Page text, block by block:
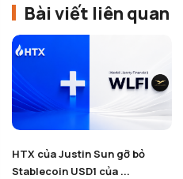
Bài viết liên quan
HTX của Justin Sun gỡ bỏ
Stablecoin USD1 của ...